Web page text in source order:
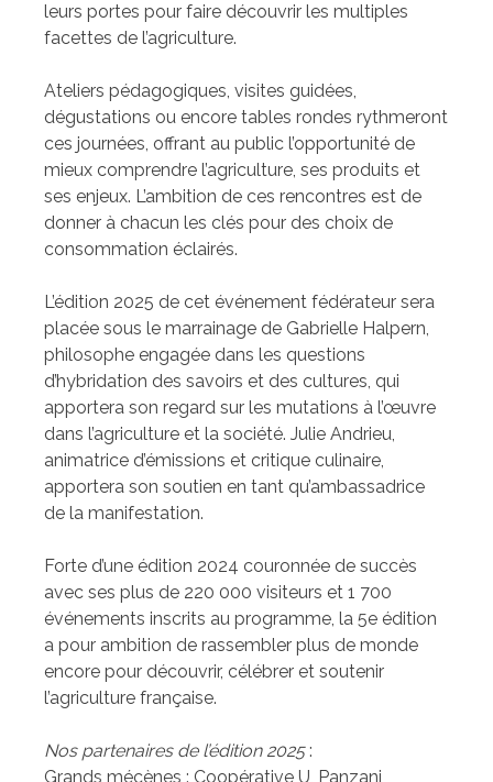
leurs portes pour faire découvrir les multiples
facettes de l’agriculture.
Ateliers pédagogiques, visites guidées,
dégustations ou encore tables rondes rythmeront
ces journées, offrant au public l’opportunité de
mieux comprendre l’agriculture, ses produits et
ses enjeux. L’ambition de ces rencontres est de
donner à chacun les clés pour des choix de
consommation éclairés.
L’édition 2025 de cet événement fédérateur sera
placée sous le marrainage de Gabrielle Halpern,
philosophe engagée dans les questions
d’hybridation des savoirs et des cultures, qui
apportera son regard sur les mutations à l’œuvre
dans l’agriculture et la société. Julie Andrieu,
animatrice d’émissions et critique culinaire,
apportera son soutien en tant qu’ambassadrice
de la manifestation.
Forte d’une édition 2024 couronnée de succès
avec ses plus de 220 000 visiteurs et 1 700
événements inscrits au programme, la 5e édition
a pour ambition de rassembler plus de monde
encore pour découvrir, célébrer et soutenir
l’agriculture française.
Nos partenaires de l’édition 2025:
Grands mécènes : Coopérative U, Panzani